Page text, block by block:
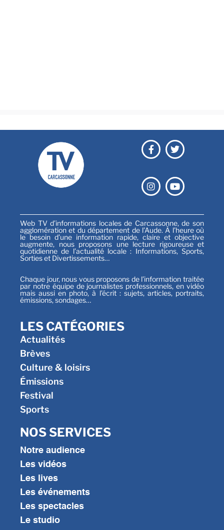
Web TV d’informations locales de Carcassonne, de son
agglomération et du département de l’Aude. À l’heure où
le besoin d’une information rapide, claire et objective
augmente, nous proposons une lecture rigoureuse et
quotidienne de l’actualité locale : Informations, Sports,
Sorties et Divertissements…
Chaque jour, nous vous proposons de l’information traitée
par notre équipe de journalistes professionnels, en vidéo
mais aussi en photo, à l’écrit : sujets, articles, portraits,
émissions, sondages…
LES CATÉGORIES
Actualités
Brèves
Culture & loisirs
Émissions
Festival
Sports
NOS SERVICES
Notre audience
Les vidéos
Les lives
Les événements
Les spectacles
Le studio